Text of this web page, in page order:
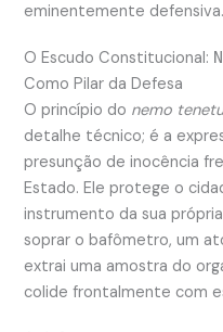
eminentemente defensiva.
O Escudo Constitucional:
Como Pilar da Defesa
O princípio do nemo
detalhe técnico; é a
presunção de inocência
Estado. Ele protege o
instrumento da sua
soprar o bafômetro, um
extrai uma amostra do
colide frontalmente com